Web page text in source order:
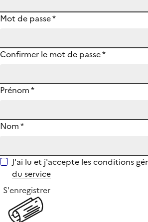
Mot de passe*
Confirmer le mot de passe*
Prénom*
Nom*
J'ai lu et j'accepte les conditions
du service
S'enregistrer